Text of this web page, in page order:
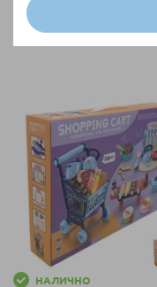
71,53 €
НАЛИЧНО